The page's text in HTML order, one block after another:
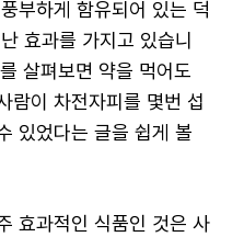
부하게 함유되어 있는 덕
효과를 가지고 있습니
살펴보면 약을 먹어도
람이 차전자피를 몇번 섭
있었다는 글을 쉽게 볼
효과적인 식품인 것은 사